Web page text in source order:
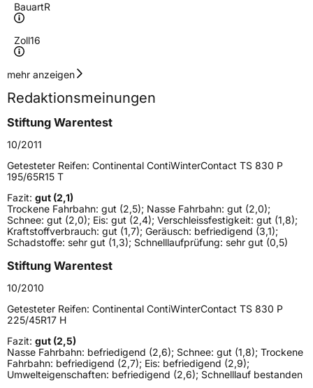
BauartR
Zoll16
Geschwindigkeitsindex
Höchstgeschwindigkeit
210 km/h
Lastindex92
Höchstlast630 kg
Gewicht (in kg)
Generelle Merkmale
FahrzeugtypPKW
Verwendung
Winterreifen
Modellname
Fahrzeugart PKW & SUV
Weitere Eigenschaften
SchlauchtypTL
mehr anzeigen
Redaktionsmeinungen
Stiftung Warentest
10/2011
Getesteter Reifen: Continental ContiWinterContact TS 830 P
195/65R15 T
Fazit: gut (2,1)
Tro­ckene Fahr­bahn: gut (2,5); Nasse Fahr­bahn: gut (2,0);
Schnee: gut (2,0); Eis: gut (2,4); Verschleiss­festig­keit: gut (1,8);
Kraft­stoff­ver­brauch: gut (1,7); Geräusch: befriedigend (3,1);
Schad­stoffe: sehr gut (1,3); Schnell­lauf­prüfung: sehr gut (0,5)
Stiftung Warentest
10/2010
Getesteter Reifen: Continental ContiWinterContact TS 830 P
225/45R17 H
Fazit: gut (2,5)
Nasse Fahrbahn: befriedigend (2,6); Schnee: gut (1,8); Trockene
Fahrbahn: befriedigend (2,7); Eis: befriedigend (2,9);
Umwelteigenschaften: befriedigend (2,6); Schnelllauf bestanden